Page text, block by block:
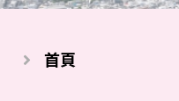
首頁